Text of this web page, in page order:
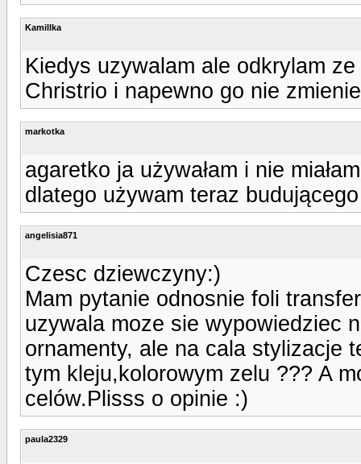
Kamillka
Kiedys uzywalam ale odkrylam
Christrio i napewno go nie
markotka
agaretko ja używałam i nie
dlatego używam teraz budującego
angelisia871
Czesc dziewczyny:)
Mam pytanie odnosnie foli
uzywala moze sie wypowiedziec
ornamenty, ale na cala stylizacje
tym kleju,kolorowym zelu ??? A
celów.Plisss o opinie :)
paula2329